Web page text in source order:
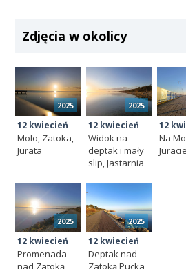
Zdjęcia w okolicy
2025
12 kwiecień
Molo, Zatoka,
Jurata
2025
12 kwiecień
Widok na
deptak i mały
slip, Jastarnia
12
Na
Juracie
2025
12 kwiecień
Promenada
nad Zatoką
2025
12 kwiecień
Deptak nad
Zatoką Pucka